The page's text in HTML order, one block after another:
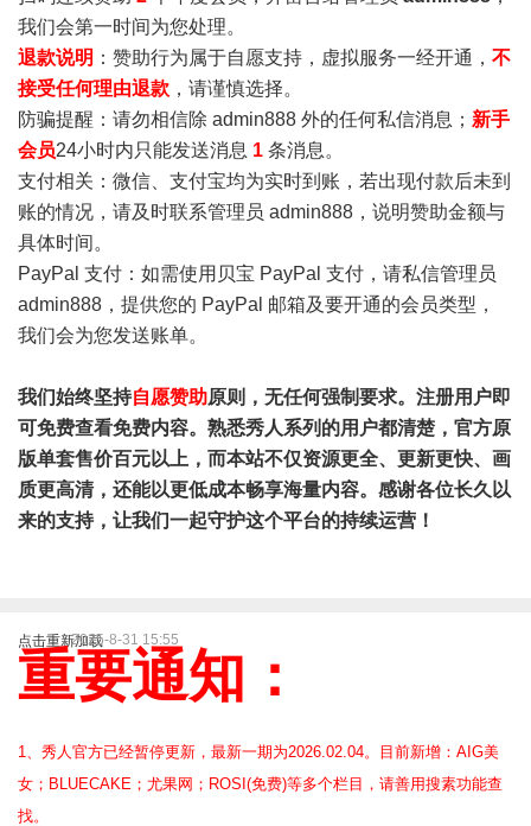
我们会第一时间为您处理。
退款说明 ：赞助行为属于自愿支持，虚拟服务一经开通， 不
接受任何理由退款 ，请谨慎选择。
防骗提醒：请勿相信除 admin888 外的任何私信消息； 新手
会员24小时内只能发送消息 1 条消息。
支付相关：微信、支付宝均为实时到账，若出现付款后未到
账的情况，请及时联系管理员 admin888，说明赞助金额与
具体时间。
PayPal 支付：如需使用贝宝 PayPal 支付，请私信管理员
admin888，提供您的 PayPal 邮箱及要开通的会员类型，
我们会为您发送账单。
我们始终坚持自愿赞助原则，无任何强制要求。注册用户即
可免费查看免费内容。熟悉秀人系列的用户都清楚，官方原
版单套售价百元以上，而本站不仅资源更全、更新更快、画
质更高清，还能以更低成本畅享海量内容。感谢各位长久以
来的支持，让我们一起守护这个平台的持续运营！
点击重新加载2025-8-31 15:55
重要通知：
1、秀人官方已经暂停更新，最新一期为2026.02.04。目前新增：AIG美
女；BLUECAKE；尤果网；ROSI(免费)等多个栏目，请善用搜素功能查
找。